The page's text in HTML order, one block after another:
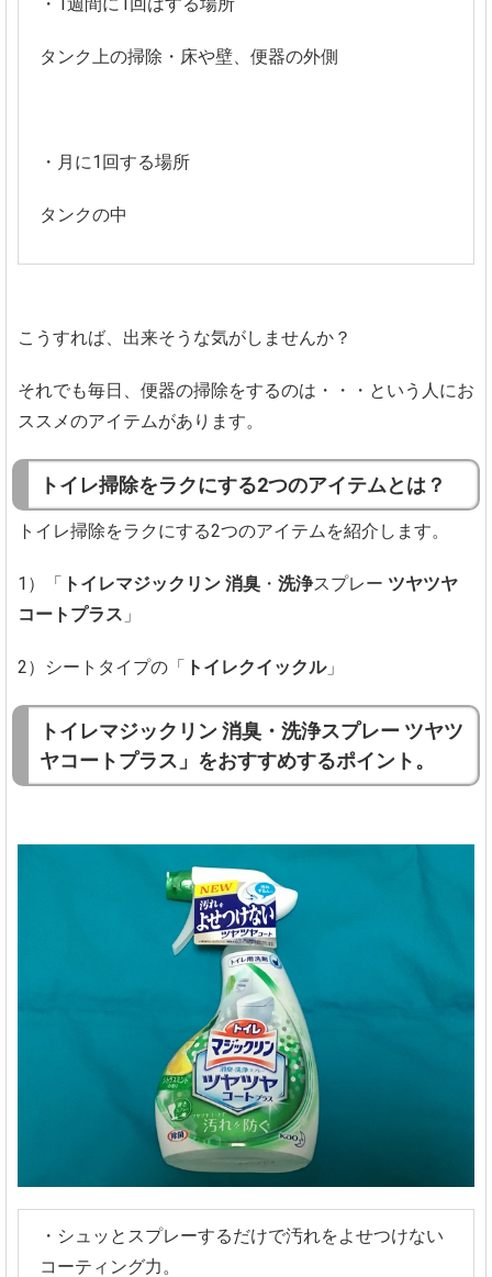
・1週間に1回はする場所
タンク上の掃除・床や壁、便器の外側
・月に1回する場所
タンクの中
こうすれば、出来そうな気がしませんか？
それでも毎日、便器の掃除をするのは・・・という人にお
ススメのアイテムがあります。
トイレ掃除をラクにする2つのアイテムとは？
トイレ掃除をラクにする2つのアイテムを紹介します。
1）「 トイレマジックリン 消臭 ・ 洗浄スプレー ツヤツヤ
コートプラス 」
2）シートタイプの「 トイレクイックル」
トイレマジックリン 消臭・洗浄スプレー ツヤツ
ヤコートプラス」をおすすめするポイント。
・シュッとスプレーするだけで汚れをよせつけない
コーティング力。